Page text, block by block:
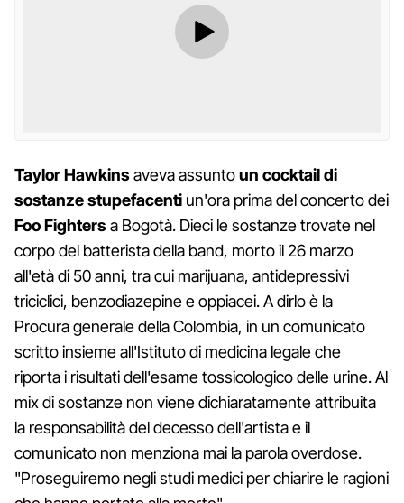
Taylor Hawkinsaveva assuntoun cocktail di
sostanze stupefacenti un'ora prima del concerto dei
Foo Fightersa Bogotà. Dieci le sostanze trovate nel
corpo del batterista della band, morto il 26 marzo
all'età di 50 anni, tra cui marijuana, antidepressivi
triciclici, benzodiazepine e oppiacei. A dirlo è la
Procura generale della Colombia, in un comunicato
scritto insieme all'Istituto di medicina legale che
riporta i risultati dell'esame tossicologico delle urine. Al
mix di sostanze non viene dichiaratamente attribuita
la responsabilità del decesso dell'artista e il
comunicato non menziona mai la parola overdose.
"Proseguiremo negli studi medici per chiarire le ragioni